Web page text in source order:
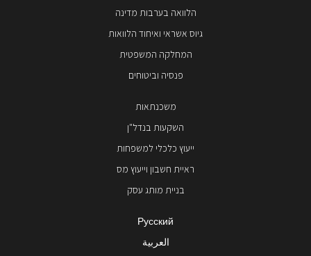
הלוואה בערבות מדינה
גיוס אשראי ואיחוד הלוואות
המחלקה המשפטית
פנסיה וביטוחים
משכנתאות
השקעות בנדל"ן
ייעוץ כלכלי למשפחות
ראיית חשבון וייעוץ מס
בניית מותג עסק
Русский
العربية